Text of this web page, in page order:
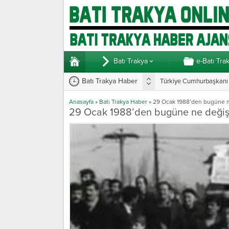
Batı Trakya e-Batı
Batı Trakya Haber Türkiye
Yunanistan’da
Anasayfa » Batı Trakya Haber » 29 Ocak 1988’den bugüne
29 Ocak 1988’den bugüne ne